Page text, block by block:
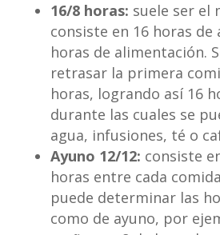
16/8 horas: suele ser el
consiste en 16 horas de
horas de alimentación.
retrasar la primera
horas, logrando así 16
durante las cuales se
agua, infusiones, té o
Ayuno 12/12: consiste
horas entre cada
puede determinar las
como de ayuno, por